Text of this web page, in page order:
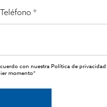
con nuestraPolítica de privacidad
momento*